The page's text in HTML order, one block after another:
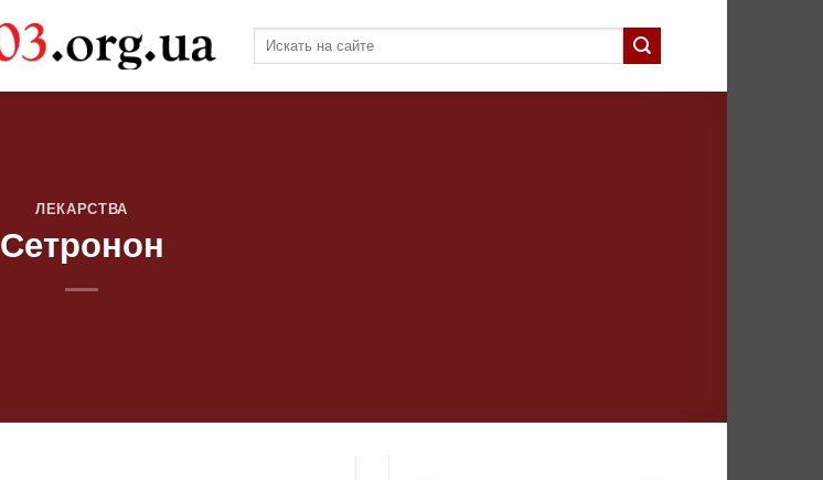
ЛЕКАРСТВА
Сетронон